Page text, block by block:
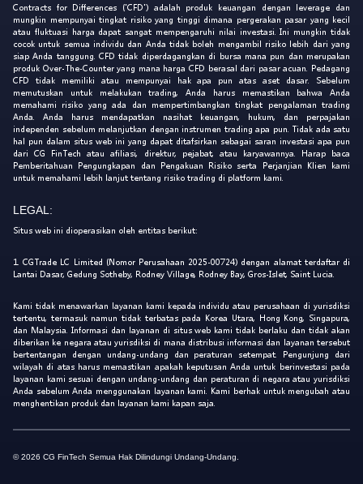
Contracts for Differences ('CFD') adalah produk keuangan dengan leverage dan
mungkin mempunyai tingkat risiko yang tinggi dimana pergerakan pasar yang kecil
atau fluktuasi harga dapat sangat mempengaruhi nilai investasi. Ini mungkin tidak
cocok untuk semua individu dan Anda tidak boleh mengambil risiko lebih dari yang
siap Anda tanggung. CFD tidak diperdagangkan di bursa mana pun dan merupakan
produk Over-The-Counter yang mana harga CFD berasal dari pasar acuan. Pedagang
CFD tidak memiliki atau mempunyai hak apa pun atas aset dasar. Sebelum
memutuskan untuk melakukan trading, Anda harus memastikan bahwa Anda
memahami risiko yang ada dan mempertimbangkan tingkat pengalaman trading
Anda. Anda harus mendapatkan nasihat keuangan, hukum, dan perpajakan
independen sebelum melanjutkan dengan instrumen trading apa pun. Tidak ada satu
hal pun dalam situs web ini yang dapat ditafsirkan sebagai saran investasi apa pun
dari CG FinTech atau afiliasi, direktur, pejabat, atau karyawannya. Harap baca
Pemberitahuan Pengungkapan dan Pengakuan Risiko serta Perjanjian Klien kami
untuk memahami lebih lanjut tentang risiko trading di platform kami.
LEGAL:
Situs web ini dioperasikan oleh entitas berikut:
1. CGTrade LC Limited (Nomor Perusahaan 2025-00724) dengan alamat terdaftar di
Lantai Dasar, Gedung Sotheby, Rodney Village, Rodney Bay, Gros-Islet, Saint Lucia.
Kami tidak menawarkan layanan kami kepada individu atau perusahaan di yurisdiksi
tertentu, termasuk namun tidak terbatas pada Korea Utara, Hong Kong, Singapura,
dan Malaysia. Informasi dan layanan di situs web kami tidak berlaku dan tidak akan
diberikan ke negara atau yurisdiksi di mana distribusi informasi dan layanan tersebut
bertentangan dengan undang-undang dan peraturan setempat. Pengunjung dari
wilayah di atas harus memastikan apakah keputusan Anda untuk berinvestasi pada
layanan kami sesuai dengan undang-undang dan peraturan di negara atau yurisdiksi
Anda sebelum Anda menggunakan layanan kami. Kami berhak untuk mengubah atau
menghentikan produk dan layanan kami kapan saja.
© 2026 CG FinTech Semua Hak Dilindungi Undang-Undang.